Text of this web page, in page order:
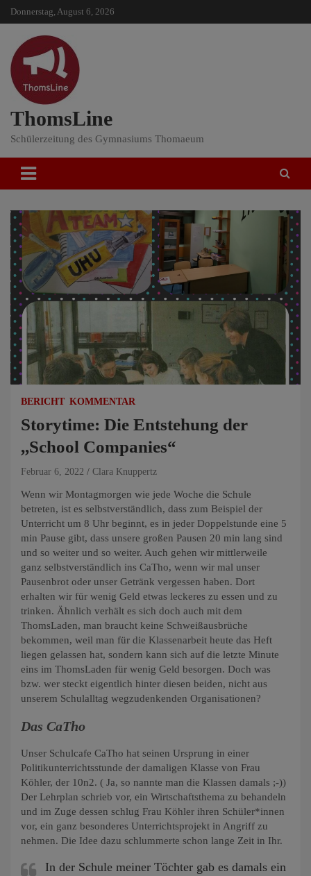
SkipDonnerstag, August 6, 2026
ThomsLine
Schülerzeitung des Gymnasiums Thomaeum
BERICHT KOMMENTAR
Storytime: Die Entstehung der
,,School Companies“
Februar 6, 2022 Clara Knuppertz
Wenn wir Montagmorgen wie jede Woche die Schule
betreten, ist es selbstverständlich, dass zum Beispiel der
Unterricht um 8 Uhr beginnt, es in jeder Doppelstunde eine 5
min Pause gibt, dass unsere großen Pausen 20 min lang sind
und so weiter und so weiter. Auch gehen wir mittlerweile
ganz selbstverständlich ins CaTho, wenn wir mal unser
Pausenbrot oder unser Getränk vergessen haben. Dort
erhalten wir für wenig Geld etwas leckeres zu essen und zu
trinken. Ähnlich verhält es sich doch auch mit dem
ThomsLaden, man braucht keine Schweißausbrüche
bekommen, weil man für die Klassenarbeit heute das Heft
liegen gelassen hat, sondern kann sich auf die letzte Minute
eins im ThomsLaden für wenig Geld besorgen. Doch was
bzw. wer steckt eigentlich hinter diesen beiden, nicht aus
unserem Schulalltag wegzudenkenden Organisationen?
Das CaTho
Unser Schulcafe CaTho hat seinen Ursprung in einer
Politikunterrichtsstunde der damaligen Klasse von Frau
Köhler, der 10n2. ( Ja, so nannte man die Klassen damals ;-))
Der Lehrplan schrieb vor, ein Wirtschaftsthema zu behandeln
und im Zuge dessen schlug Frau Köhler ihren Schüler*innen
vor, ein ganz besonderes Unterrichtsprojekt in Angriff zu
nehmen. Die Idee dazu schlummerte schon lange Zeit in Ihr.
In der Schule meiner Töchter gab es damals ein